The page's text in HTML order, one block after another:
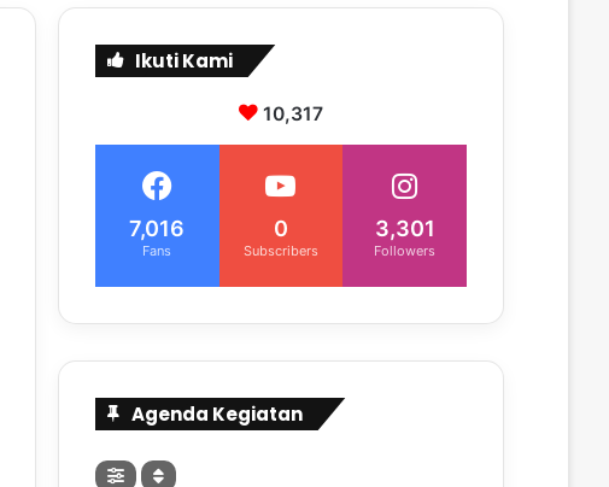
Ikuti Kami
10,317
7,016
Fans
0
Subscribers
3,301
Followers
Agenda Kegiatan